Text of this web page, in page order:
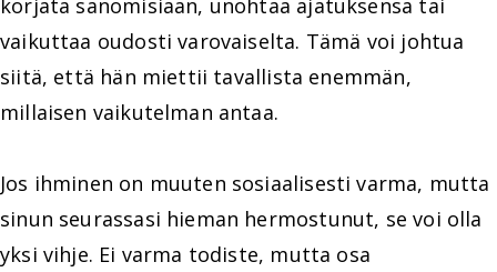
vaikuttaa oudosti varovaiselta. Tämä voi johtua
siitä, että hän miettii tavallista enemmän,
millaisen vaikutelman antaa.
Jos ihminen on muuten sosiaalisesti varma, mutta
sinun seurassasi hieman hermostunut, se voi olla
yksi vihje. Ei varma todiste, mutta osa